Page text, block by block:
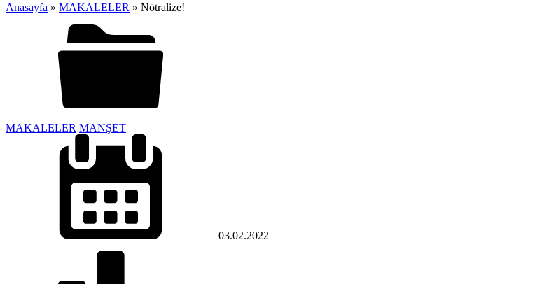
Anasayfa » MAKALELER » Nötralize!
MAKALELER MANŞET
03.02.2022